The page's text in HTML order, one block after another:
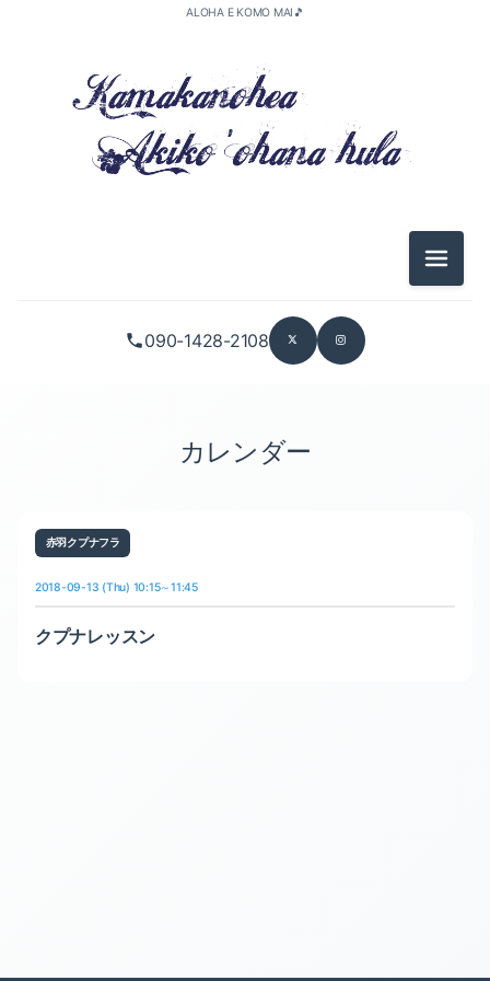
090-1428-2108
ALOHA E KOMO MAI🎵
メニュ
カレンダー
赤羽クプナフラ
2018-09-13 (Thu) 10:15～11:45
クプナレッスン